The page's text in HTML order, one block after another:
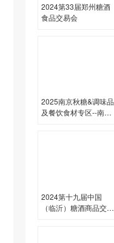
2024第33届郑州糖酒
食品交易会
2025南京秋糖&调味品
及餐饮食材专区--南京
2024第十九届中国
（临沂）糖酒商品交易